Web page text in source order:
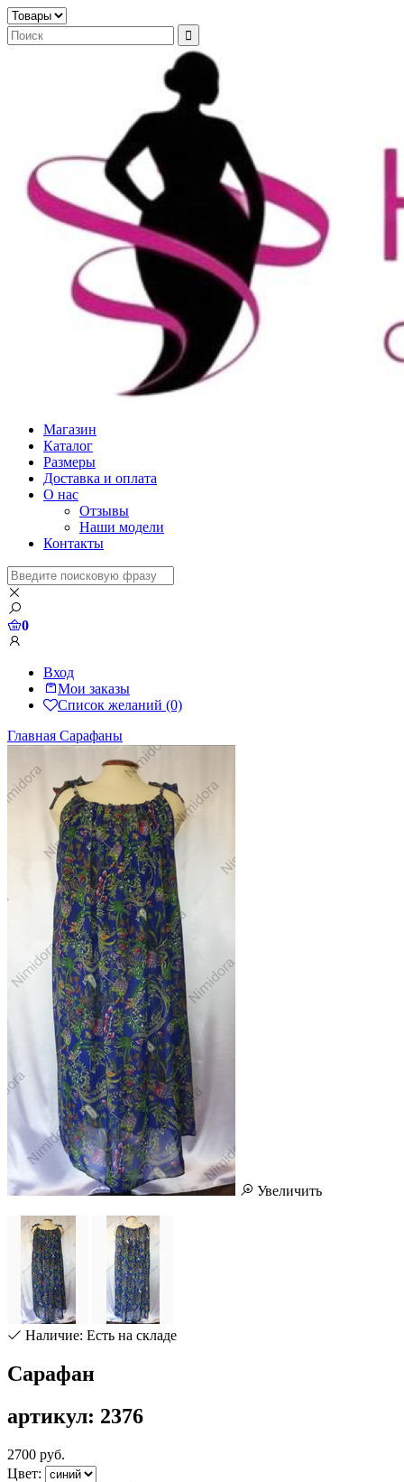
Магазин
Каталог
Размеры
Доставка и оплата
О нас
Отзывы
Наши модели
Контакты
0
Вход
Мои заказы
Список желаний (0)
Главная Сарафаны
Увеличить
Наличие: Есть на складе
Сарафан
артикул: 2376
2700 руб.
Цвет: